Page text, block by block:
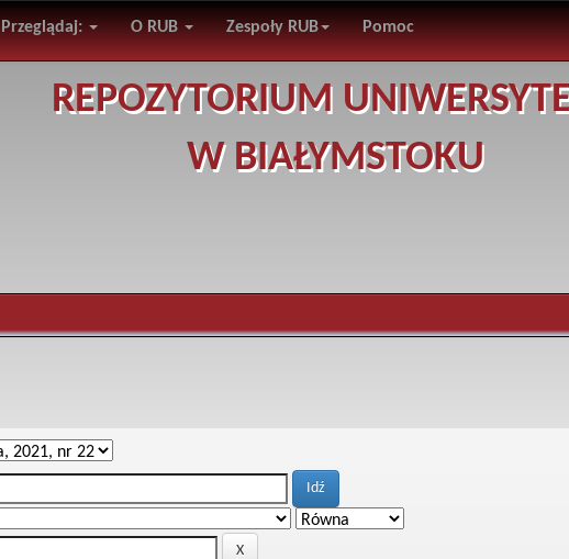
Przeglądaj: O RUB Zespoły RUB Pomoc
REPOZYTORIUM
W BIAŁYMSTOKU